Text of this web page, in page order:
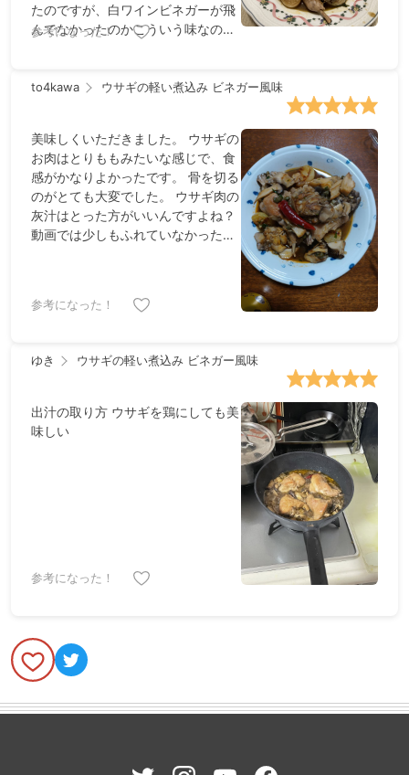
たのですが、白ワインビネガーが飛
んでなかったのかこういう味なのか
ど、適度な噛みごたえが美味しかっ
参考になった！
to4kawa ウサギの軽い煮込み ビネガー風味
美味しくいただきました。 ウサギの
お肉はとりももみたいな感じで、食
感がかなりよかったです。 骨を切る
のがとても大変でした。 ウサギ肉の
灰汁はとった方がいいんですよね？
動画では少しもふれていなかったの
の動画がよかったです。やっぱり要
参考になった！
ゆき ウサギの軽い煮込み ビネガー風味
出汁の取り方 ウサギを鶏にしても美
味しい
参考になった！